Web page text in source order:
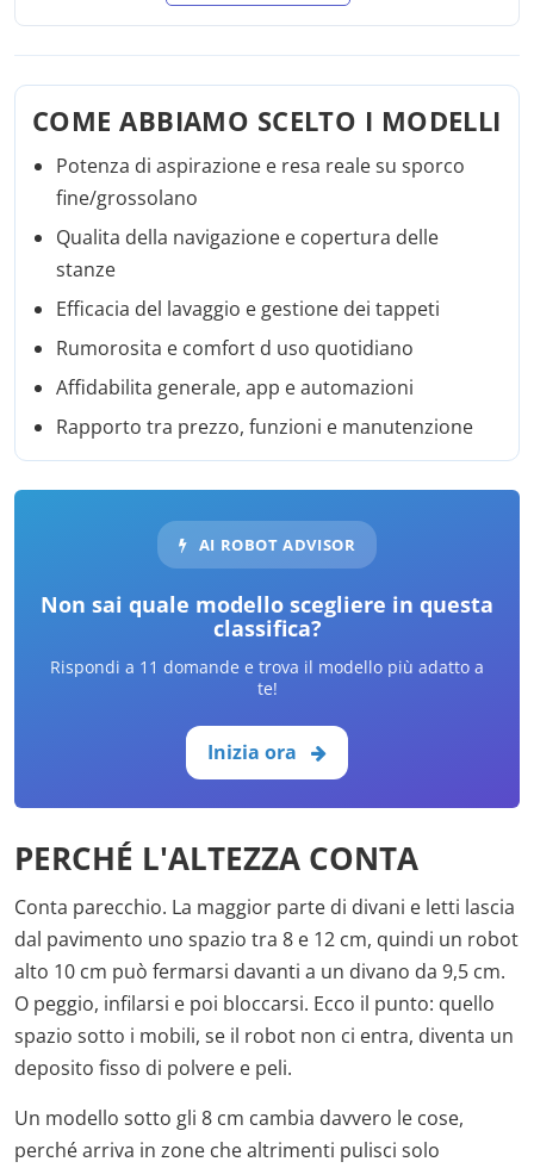
COME ABBIAMO SCELTO I MODELLI
Potenza di aspirazione e resa reale su sporco
fine/grossolano
Qualita della navigazione e copertura delle
stanze
Efficacia del lavaggio e gestione dei tappeti
Rumorosita e comfort d uso quotidiano
Affidabilita generale, app e automazioni
Rapporto tra prezzo, funzioni e manutenzione
AI ROBOT ADVISOR
Non sai quale modello scegliere in questa
classifica?
Rispondi a 11 domande e trova il modello più adatto a
te!
Inizia ora
PERCHÉ L'ALTEZZA CONTA
Conta parecchio. La maggior parte di divani e letti lascia
dal pavimento uno spazio tra 8 e 12 cm, quindi un robot
alto 10 cm può fermarsi davanti a un divano da 9,5 cm.
O peggio, infilarsi e poi bloccarsi. Ecco il punto: quello
spazio sotto i mobili, se il robot non ci entra, diventa un
deposito fisso di polvere e peli.
Un modello sotto gli 8 cm cambia davvero le cose,
perché arriva in zone che altrimenti pulisci solo